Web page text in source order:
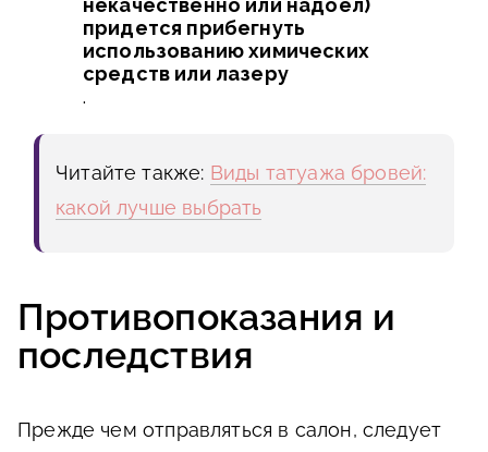
некачественно или надоел)
придется прибегнуть
использованию химических
средств или лазеру
.
Читайте также: Виды татуажа бровей:
какой лучше выбрать
Противопоказания и
последствия
Прежде чем отправляться в салон, следует